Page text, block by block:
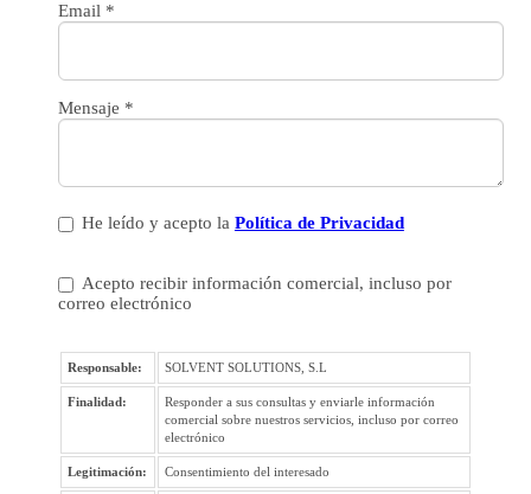
Email *
Mensaje *
He leído y acepto la Política de Privacidad
Acepto recibir información comercial, incluso por
correo electrónico
Responsable: SOLVENT SOLUTIONS, S.L
Finalidad:
Responder a sus consultas y enviarle información
comercial sobre nuestros servicios, incluso por correo
electrónico
Legitimación: Consentimiento del interesado